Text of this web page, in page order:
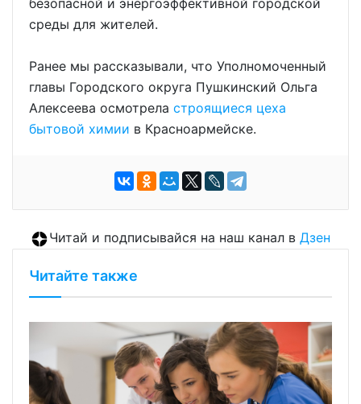
безопасной и энергоэффективной городской
среды для жителей.
Ранее мы рассказывали, что Уполномоченный
главы Городского округа Пушкинский Ольга
Алексеева осмотрела строящиеся цеха
бытовой химии в Красноармейске.
Читай и подписывайся на наш канал в Дзен
Читайте также